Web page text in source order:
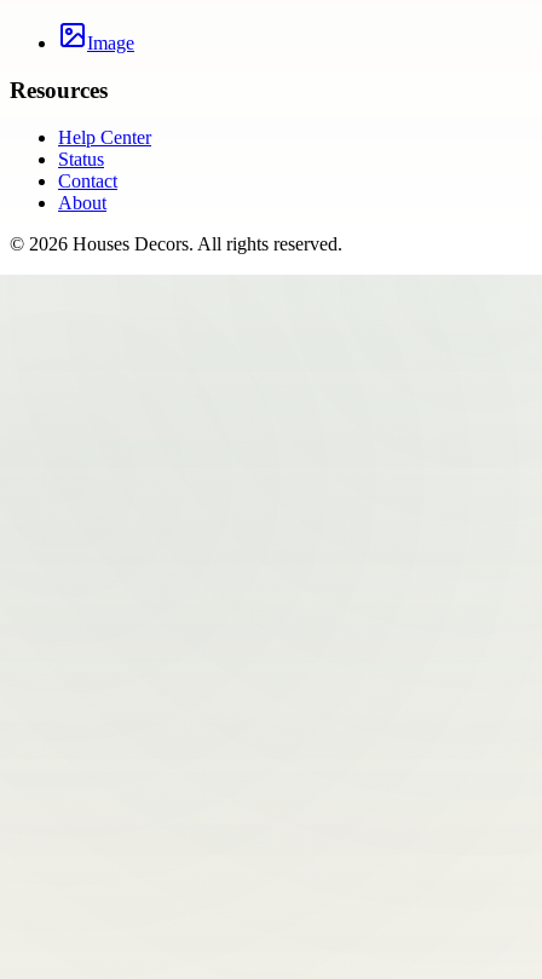
Image
Resources
Help Center
Status
Contact
About
© 2026 Houses Decors. All rights reserved.